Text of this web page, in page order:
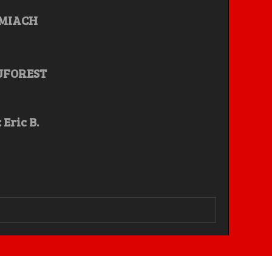
B.